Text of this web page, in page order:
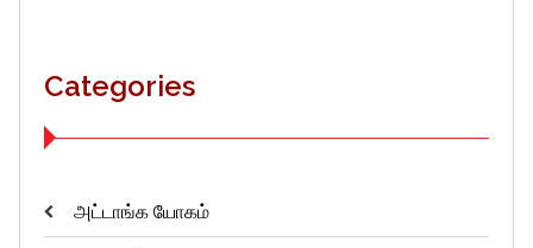
Categories
அட்டாங்க யோகம்